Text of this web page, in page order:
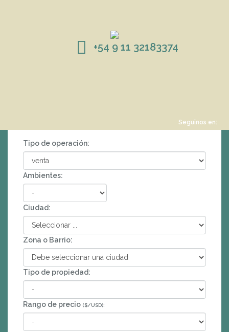
+54 9 11 32183374
Seguinos en:
Tipo de operación:
Ambientes:
Ciudad:
Zona o Barrio:
Tipo de propiedad:
Rango de precio ($/USD):